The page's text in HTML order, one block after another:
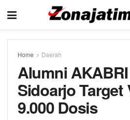
Home Daerah
Alumni
Sidoarjo Target
9.000 Dosis